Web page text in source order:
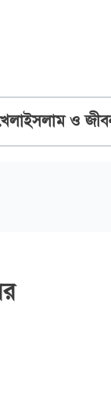
ইসলাম ও